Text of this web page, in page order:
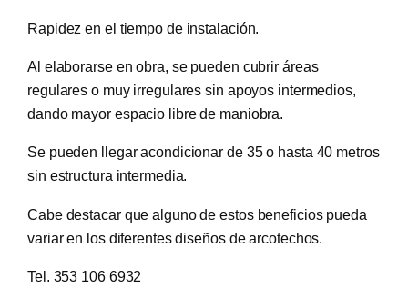
Rapidez en el tiempo de instalación.
Al elaborarse en obra, se pueden cubrir áreas
regulares o muy irregulares sin apoyos intermedios,
dando mayor espacio libre de maniobra.
Se pueden llegar acondicionar de 35 o hasta 40 metros
sin estructura intermedia.
Cabe destacar que alguno de estos beneficios pueda
variar en los diferentes diseños de arcotechos.
Tel. 353 106 6932